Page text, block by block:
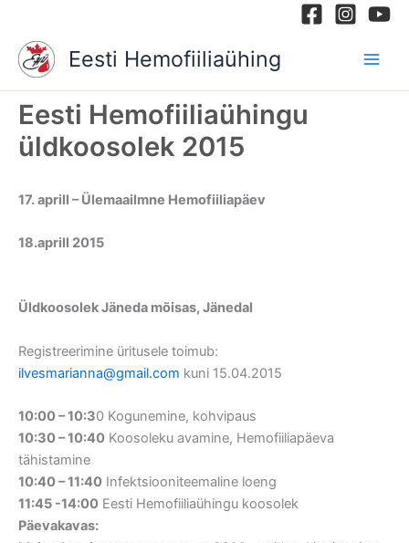
content
Eesti Hemofiiliaühing
Eesti Hemofiiliaühingu
üldkoosolek 2015
17. aprill – Ülemaailmne Hemofiiliapäev
18.aprill 2015
Üldkoosolek Jäneda mõisas, Jänedal
Registreerimine üritusele toimub:
ilvesmarianna@gmail.com kuni 15.04.2015
10:00 – 10:30 Kogunemine, kohvipaus
10:30 – 10:40 Koosoleku avamine, Hemofiiliapäeva
tähistamine
10:40 – 11:40 Infektsiooniteemaline loeng
11:45 -14:00 Eesti Hemofiiliaühingu koosolek
Päevakavas: